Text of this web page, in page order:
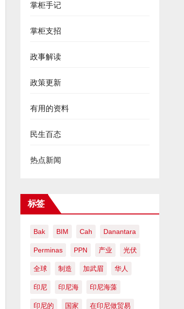
掌柜手记
掌柜支招
政事解读
政策更新
有用的资料
民生百态
热点新闻
标签
Bak BIM Cah Danantara
Perminas PPN 产业 光伏
全球 制造 加武眉 华人
印尼 印尼海 印尼海藻
印尼的 国家 在印尼做贸易